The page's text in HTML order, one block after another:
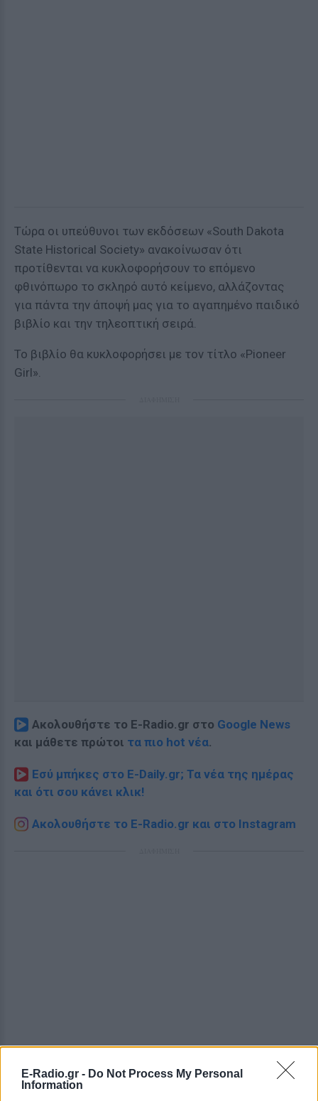
E-Radio.gr - Do Not Process My Personal
Information
Τώρα οι υπεύθυνοι των εκδόσεων «South Dakota
State Historical Society» ανακοίνωσαν ότι
προτίθενται να κυκλοφορήσουν το επόμενο
φθινόπωρο το σκληρό αυτό κείμενο, αλλάζοντας
για πάντα την άποψή μας για το αγαπημένο παιδικό
βιβλίο και την τηλεοπτική σειρά.
Το βιβλίο θα κυκλοφορήσει με τον τίτλο «Pioneer
Girl».
Ακολουθήστε το E-Radio.gr στο Google News
και μάθετε πρώτοι τα πιο hot νέα.
Εσύ μπήκες στο E-Daily.gr; Τα νέα της ημέρας
και ότι σου κάνει κλικ!
Ακολουθήστε το E-Radio.gr και στο Instagram